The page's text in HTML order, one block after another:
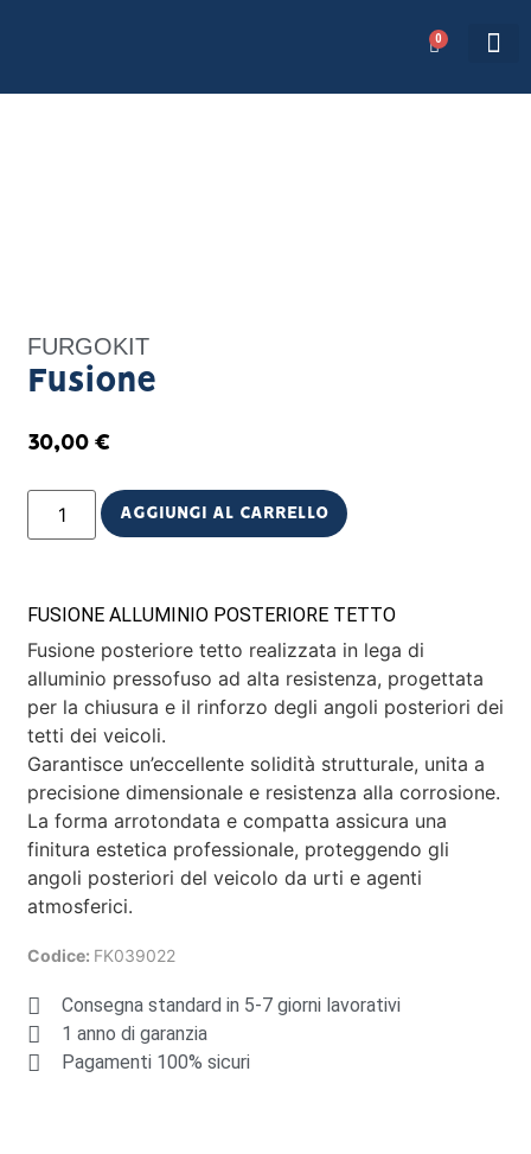
0
FURGOKIT
Fusione
30,00 €
AGGIUNGI AL CARRELLO
FUSIONE ALLUMINIO POSTERIORE TETTO
Fusione posteriore tetto realizzata in lega di
alluminio pressofuso ad alta resistenza, progettata
per la chiusura e il rinforzo degli angoli posteriori dei
tetti dei veicoli.
Garantisce un’eccellente solidità strutturale, unita a
precisione dimensionale e resistenza alla corrosione.
La forma arrotondata e compatta assicura una
finitura estetica professionale, proteggendo gli
angoli posteriori del veicolo da urti e agenti
atmosferici.
Codice: FK039022
Consegna standard in 5-7 giorni lavorativi
1 anno di garanzia
Pagamenti 100% sicuri